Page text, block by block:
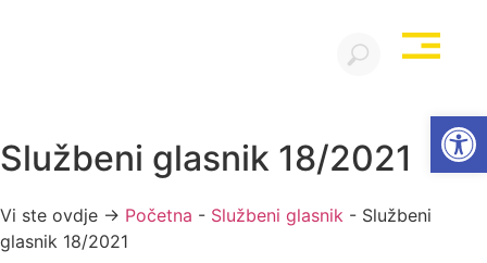
Službeni glasnik 18/2021
Vi ste ovdje → Početna - Službeni glasnik - Službeni
glasnik 18/2021